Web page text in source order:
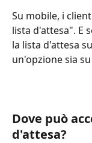
Su mobile, i
lista d'attesa". E
la lista d'attesa
un'opzione sia
Dove può
d'attesa?